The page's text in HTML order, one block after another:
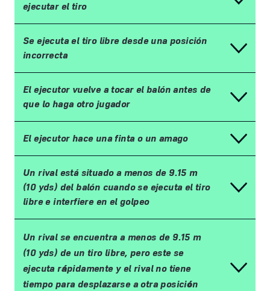
ejecutar el tiro
Se ejecuta el tiro libre desde una posición
incorrecta
El ejecutor vuelve a tocar el balón antes de
que lo haga otro jugador
El ejecutor hace una finta o un amago
Un rival está situado a menos de 9.15 m
(10 yds) del balón cuando se ejecuta el tiro
libre e interfiere en el golpeo
Un rival se encuentra a menos de 9.15 m
(10 yds) de un tiro libre, pero este se
ejecuta rápidamente y el rival no tiene
tiempo para desplazarse a otra posición